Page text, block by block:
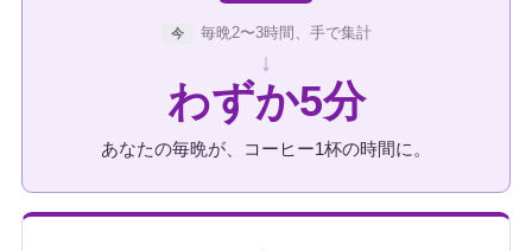
今 毎晩2〜3時間、手で集計
↓
わずか5分
あなたの毎晩が、コーヒー1杯の時間に。